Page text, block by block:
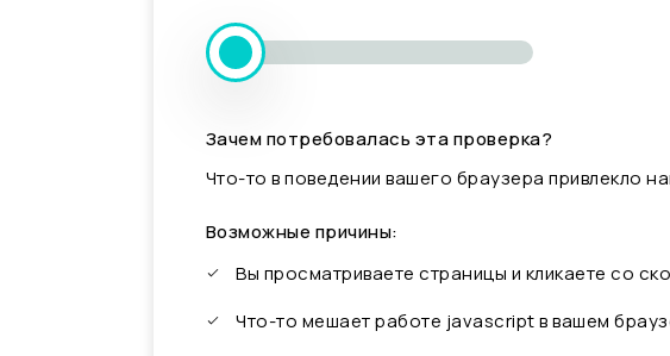
Зачем потребовалась эта проверка?
Что-то в поведении вашего браузера привлекло
Возможные причины:
Вы просматриваете страницы и кликаете со
Что-то мешает работе javascript в вашем